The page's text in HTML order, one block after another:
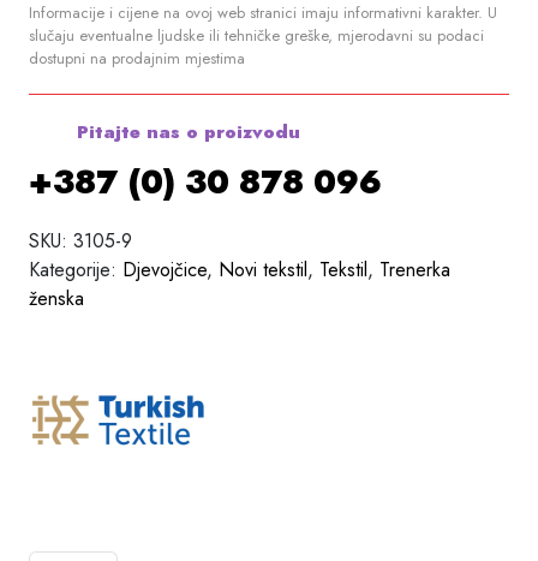
Informacije i cijene na ovoj web stranici imaju informativni karakter. U
slučaju eventualne ljudske ili tehničke greške, mjerodavni su podaci
dostupni na prodajnim mjestima
Pitajte nas o proizvodu
+387 (0) 30 878 096
SKU: 3105-9
Kategorije: Djevojčice, Novi tekstil, Tekstil, Trenerka
ženska